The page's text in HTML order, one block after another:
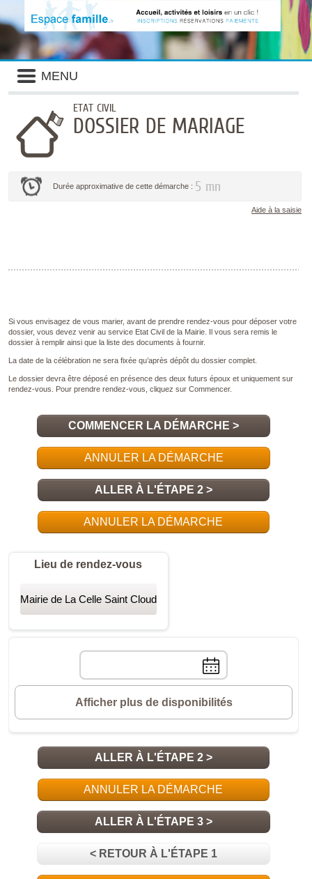
Liste
des
avertissements
MENU
ETAT CIVIL
DOSSIER DE MARIAGE
Durée approximative de cette démarche : 5 mn
Aide à la saisie
COMMENCER LA DÉMARCHE >
ANNULER LA DÉMARCHE
ALLER À L'ÉTAPE 2 >
ANNULER LA DÉMARCHE
Lieu de rendez-vous
Mairie de La Celle Saint Cloud
Afficher plus de disponibilités
ALLER À L'ÉTAPE 2 >
ANNULER LA DÉMARCHE
ALLER À L'ÉTAPE 3 >
< RETOUR À L'ÉTAPE 1